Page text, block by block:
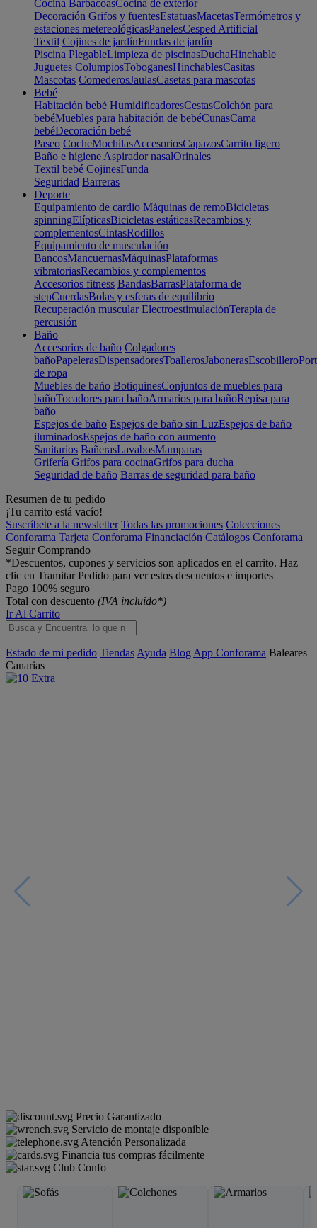
Cocina BarbacoasCocina de exterior
Decoración Grifos y fuentesEstatuasMacetasTermómetros y
estaciones metereológicasPanelesCesped Artificial
Textil Cojines de jardínFundas de jardín
Piscina PlegableLimpieza de piscinasDuchaHinchable
Juguetes ColumpiosToboganesHinchablesCasitas
Mascotas ComederosJaulasCasetas para mascotas
Bebé
Habitación bebé HumidificadoresCestasColchón para
bebéMuebles para habitación de bebéCunasCama
bebéDecoración bebé
Paseo CocheMochilasAccesoriosCapazosCarrito ligero
Baño e higiene Aspirador nasalOrinales
Textil bebé CojinesFunda
Seguridad Barreras
Deporte
Equipamiento de cardio Máquinas de remoBicicletas
spinningElípticasBicicletas estáticasRecambios y
complementosCintasRodillos
Equipamiento de musculación
BancosMancuernasMáquinasPlataformas
vibratoriasRecambios y complementos
Accesorios fitness BandasBarrasPlataforma de
stepCuerdasBolas y esferas de equilibrio
Recuperación muscular ElectroestimulaciónTerapia de
percusión
Baño
Accesorios de baño Colgadores
bañoPapelerasDispensadoresToallerosJabonerasEscobillero
de ropa
Muebles de baño BotiquinesConjuntos de muebles para
bañoTocadores para bañoArmarios para bañoRepisa para
baño
Espejos de baño Espejos de baño sin LuzEspejos de baño
iluminadosEspejos de baño con aumento
Sanitarios BañerasLavabosMamparas
Grifería Grifos para cocinaGrifos para ducha
Seguridad de baño Barras de seguridad para baño
Resumen de tu pedido
¡Tu carrito está vacío!
Suscríbete a la newsletter Todas las promociones Colecciones
Conforama Tarjeta Conforama Financiación Catálogos Conforama
Seguir Comprando
*Descuentos, cupones y servicios son aplicados en el carrito. Haz
clic en Tramitar Pedido para ver estos descuentos e importes
Pago 100% seguro
Total con descuento (IVA incluido*)
Ir Al Carrito
Estado de mi pedido Tiendas Ayuda Blog App Conforama Baleares
Canarias
Precio Garantizado
Servicio de montaje disponible
Atención Personalizada
Financia tus compras fácilmente
Club Confo